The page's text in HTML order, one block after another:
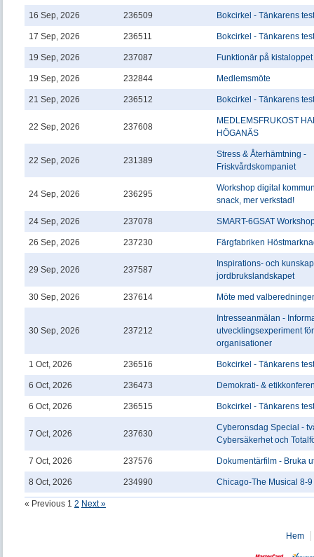
16 Sep, 2026 236509 Bokcirkel - Tänkarens
17 Sep, 2026 236511 Bokcirkel - Tänkarens
19 Sep, 2026 237087 Funktionär på
19 Sep, 2026 232844 Medlemsmöte
21 Sep, 2026 236512 Bokcirkel - Tänkarens
22 Sep, 2026 237608
MEDLEMSFRUKOST
HÖGANÄS
22 Sep, 2026 231389
Stress & Återhämtning -
Friskvårdskompaniet
24 Sep, 2026 236295
Workshop digital
snack, mer verkstad!
24 Sep, 2026 237078 SMART-6GSAT
26 Sep, 2026 237230 Färgfabriken
29 Sep, 2026 237587
Inspirations- och
jordbrukslandskapet
30 Sep, 2026 237614 Möte med
30 Sep, 2026 237212
Intresseanmälan -
utvecklingsexperiment
organisationer
1 Oct, 2026 236516 Bokcirkel - Tänkarens
6 Oct, 2026 236473 Demokrati- &
6 Oct, 2026 236515 Bokcirkel - Tänkarens
7 Oct, 2026 237630
Cyberonsdag Special -
Cybersäkerhet och
7 Oct, 2026 237576 Dokumentärfilm - Bruka
8 Oct, 2026 234990 Chicago-The Musical 8-
« Previous 1 2 Next »
Hem